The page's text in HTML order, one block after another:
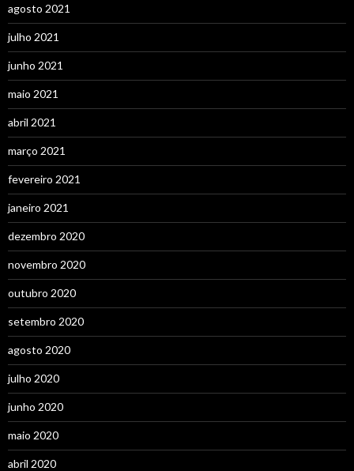
agosto 2021
julho 2021
junho 2021
maio 2021
abril 2021
março 2021
fevereiro 2021
janeiro 2021
dezembro 2020
novembro 2020
outubro 2020
setembro 2020
agosto 2020
julho 2020
junho 2020
maio 2020
abril 2020